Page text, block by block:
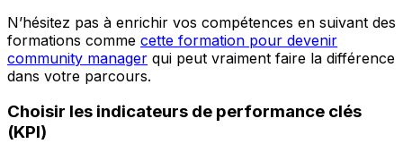
N’hésitez pas à enrichir vos compétences en suivant des
formations comme cette formation pour devenir
community manager qui peut vraiment faire la différence
dans votre parcours.
Choisir les indicateurs de performance clés
(KPI)